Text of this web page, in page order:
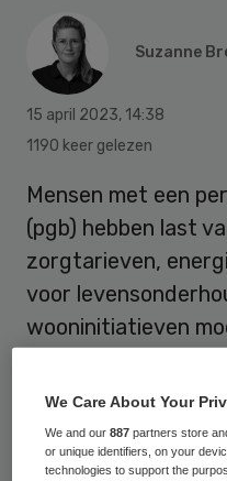
Suzanne
15 april 2023, 14:38
1190 keer gelezen
Mensen met een
(pgb) hebben last
zorgtarieven,
voor
wooninitiatieven
aan elkaar knopen.
meldactie van Per
voor mensen met
We Care About Your
We and our887 partners store
or unique identifiers, on your
technologies to support the